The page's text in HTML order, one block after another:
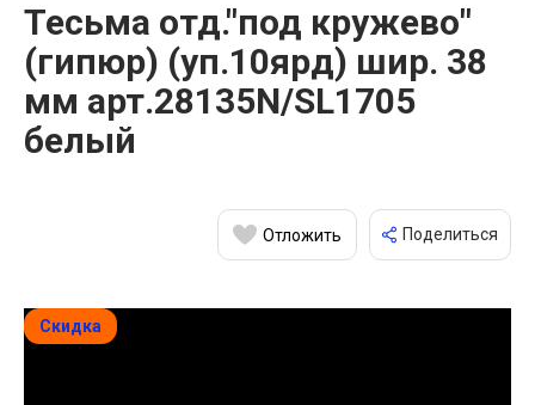
Тесьма отд."под кружево"
(гипюр) (уп.10ярд) шир. 38
мм арт.28135N/SL1705
белый
Отложить Поделиться
Скидка